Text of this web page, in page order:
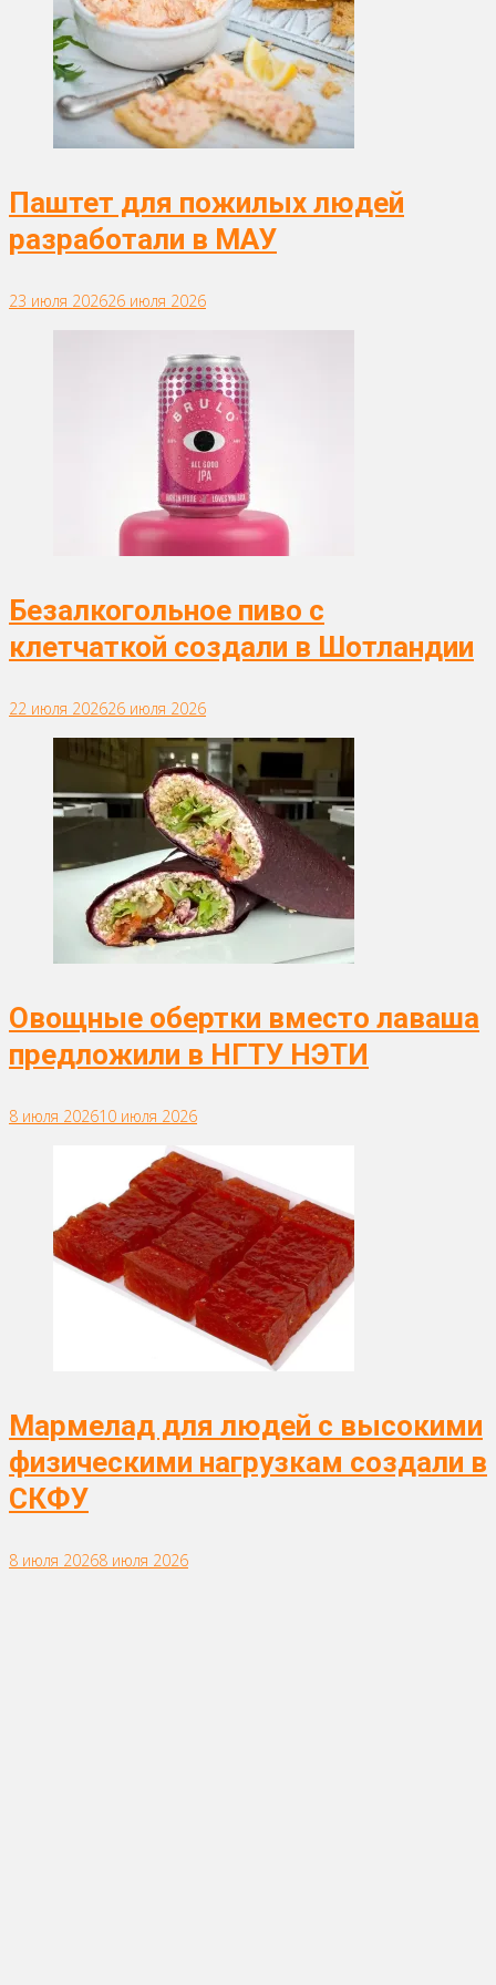
Паштет для пожилых людей
разработали в МАУ
23 июля 202626 июля 2026
Безалкогольное пиво с
клетчаткой создали в Шотландии
22 июля 202626 июля 2026
Овощные обертки вместо лаваша
предложили в НГТУ НЭТИ
8 июля 202610 июля 2026
Мармелад для людей с высокими
физическими нагрузкам создали в
СКФУ
8 июля 20268 июля 2026